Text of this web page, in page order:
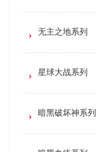
无主之地系列
星球大战系列
暗黑破坏神系列